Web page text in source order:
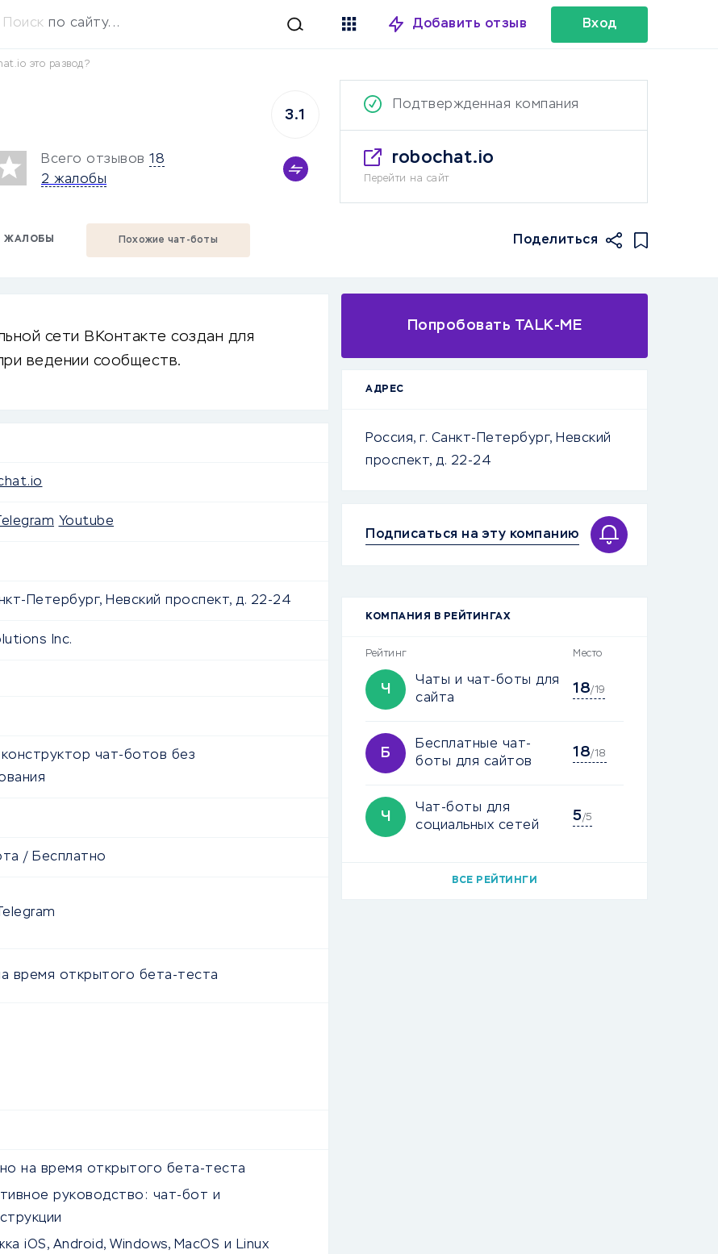
Поиск по сайту... Добавить отзыв Вход
это развод?
Всего отзывов 18
2 жалобы
3.1
Подтвержденная компания
robochat.io
Перейти на сайт
ЖАЛОБЫ Похожие чат-боты Поделиться
сети ВКонтакте создан для
ведении сообществ.
Telegram Youtube
Петербург, Невский проспект, д. 22-24
Inc.
чат-ботов без
/ Бесплатно
время открытого бета-теста
на время открытого бета-теста
руководство: чат-бот и
iOS, Android, Windows, MacOS и Linux
Попробовать TALK-ME
АДРЕС
Россия, г. Санкт-Петербург, Невский
проспект, д. 22-24
Подписаться на эту компанию
КОМПАНИЯ В РЕЙТИНГАХ
Рейтинг Место
Ч
Чаты и чат-боты для
сайта
18/19
Б
Бесплатные чат-
боты для сайтов
18/18
Ч
Чат-боты для
социальных сетей
5/5
ВСЕ РЕЙТИНГИ